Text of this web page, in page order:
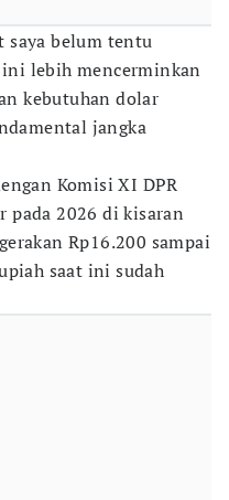
saya belum tentu
lebih mencerminkan
kebutuhan dolar
jangka
Komisi XI DPR
2026 di kisaran
Rp16.200 sampai
saat ini sudah